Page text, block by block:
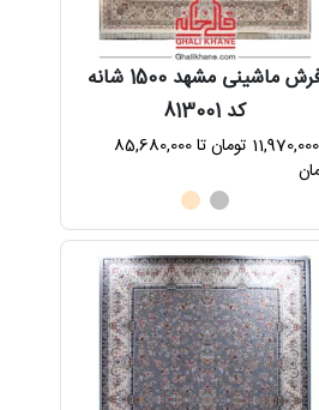
فرش ماشینی مشهد 1500 شانه
کد 813001
از 11,970,000 تومان تا 85,680,000